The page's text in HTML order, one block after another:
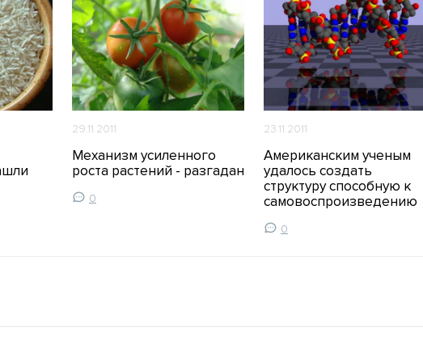
29.11.2011
Механизм усиленного
роста растений - разгадан
0
23.11.2011
Американским ученым
удалось создать
структуру способную к
самовоспроизведению
0